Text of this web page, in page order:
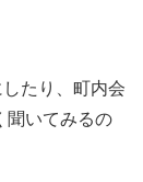
たり、町内会
聞いてみるの